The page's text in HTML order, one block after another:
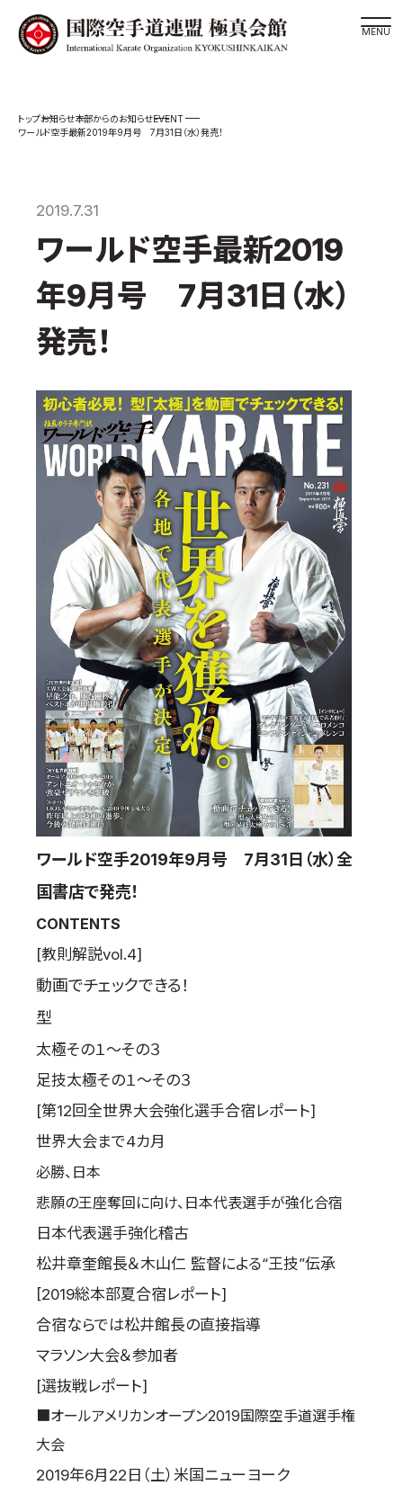
スケジュール
松井章奎館長 紹介
極真の歴史
極真会館のご案内
各委員会紹介
国際空手道連盟について
お知らせ
本部からのお知らせ
支部からのお知らせ
公式大会
公式記録
試合規則
入門のご案内
青少年部・保護者の方へ
一般の部・壮年部の方
会員制度
取材のお申し込み
よくある質問
お知らせ本部からのお知らせEVENT
ワールド空手最新2019年9月号 7月31日（水）発売！
2019.7.31
ワールド空手最新2019
年9月号 7月31日（水）
発売！
ワールド空手2019年9月号 7月31日（水）全
国書店で発売！
CONTENTS
[教則解説vol.4]
動画でチェックできる！
型
太極その１～その３
足技太極その１～その３
[第12回全世界大会強化選手合宿レポート]
世界大会まで4カ月
必勝、日本
悲願の王座奪回に向け、日本代表選手が強化合宿
日本代表選手強化稽古
松井章奎館長＆木山仁 監督による“王技”伝承
[2019総本部夏合宿レポート]
合宿ならでは松井館長の直接指導
マラソン大会＆参加者
[選抜戦レポート]
■オールアメリカンオープン2019国際空手道選手権
大会
2019年6月22日（土）米国ニューヨーク